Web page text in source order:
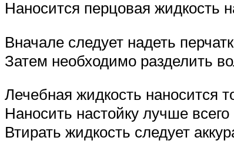
Наносится перцовая жидкость
Вначале следует надеть
Затем необходимо разделить
Лечебная жидкость наносится
Наносить настойку лучше
Втирать жидкость следует